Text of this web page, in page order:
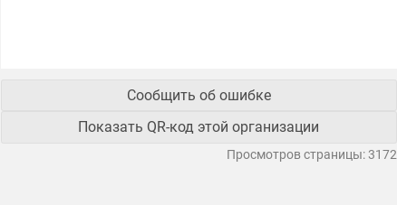
Сообщить об ошибке
Показать QR-код этой организации
Просмотров страницы: 3172